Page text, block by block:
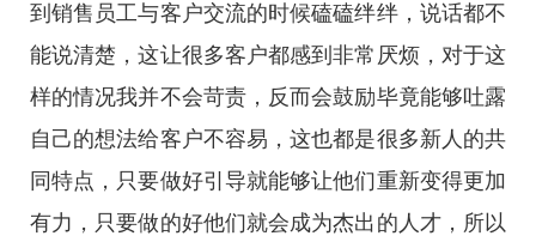
到销售员工与客户交流的时候磕磕绊绊，说话都不
能说清楚，这让很多客户都感到非常厌烦，对于这
样的情况我并不会苛责，反而会鼓励毕竟能够吐露
自己的想法给客户不容易，这也都是很多新人的共
同特点，只要做好引导就能够让他们重新变得更加
有力，只要做的好他们就会成为杰出的人才，所以